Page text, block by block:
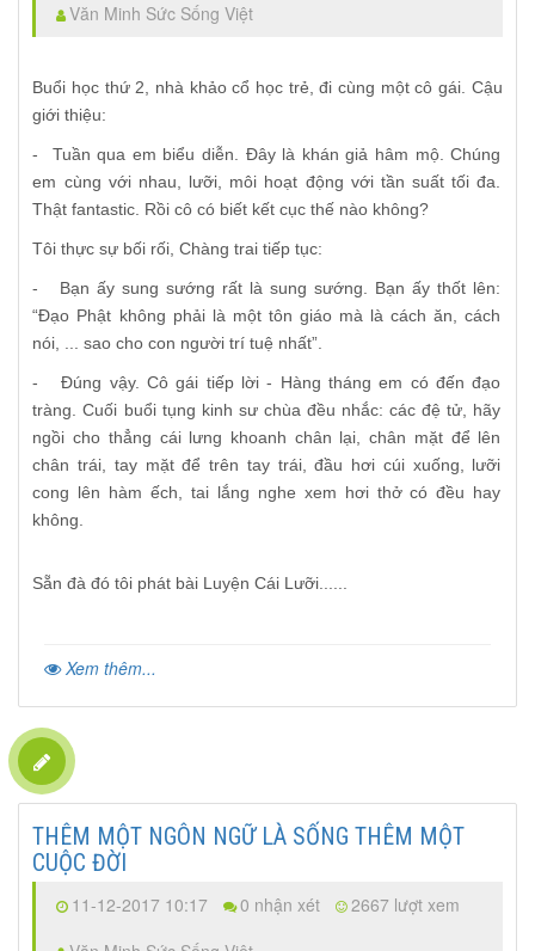
Văn Minh Sức Sống Việt
Buổi học thứ 2, nhà khảo cổ học trẻ, đi cùng một cô gái. Cậu
giới thiệu:
-
Tuần qua em biểu diễn. Đây là khán giả hâm mộ. Chúng
em cùng với nhau, lưỡi, môi hoạt động với tần suất tối đa.
Thật fantastic. Rồi cô có biết kết cục thế nào không?
Tôi thực sự bối rối, Chàng trai tiếp tục:
- Bạn ấy sung sướng rất là sung sướng. Bạn ấy thốt lên:
“Đạo Phật không phải là một tôn giáo mà là cách ăn, cách
nói, ... sao cho con người trí tuệ nhất”.
-
Đúng vậy. Cô gái tiếp lời - Hàng tháng em có đến đạo
tràng. Cuối buổi tụng kinh sư chùa đều nhắc: các đệ tử, hãy
ngồi cho thẳng cái lưng khoanh chân lại, chân mặt để lên
chân trái, tay mặt để trên tay trái, đầu hơi cúi xuống, lưỡi
cong lên hàm ếch, tai lắng nghe xem hơi thở có đều hay
không.
Sẵn đà đó tôi phát bài Luyện Cái Lưỡi......
Xem thêm...
THÊM MỘT NGÔN NGỮ LÀ SỐNG THÊM MỘT
CUỘC ĐỜI
11-12-2017 10:17 0 nhận xét
2667 lượt xem